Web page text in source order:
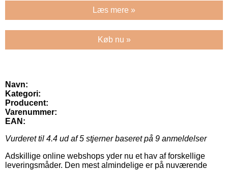
Læs mere »
Køb nu »
Navn:
Kategori:
Producent:
Varenummer:
EAN:
Vurderet til 4.4 ud af 5 stjerner baseret på 9 anmeldelser
Adskillige online webshops yder nu et hav af forskellige
leveringsmåder. Den mest almindelige er på nuværende